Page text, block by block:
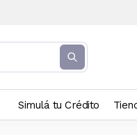
Simulá tu Crédito